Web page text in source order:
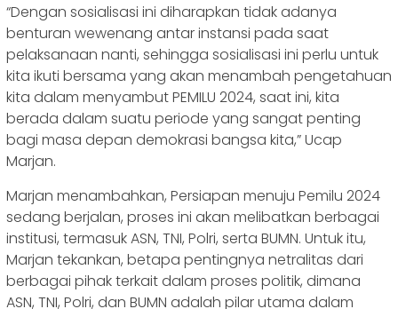
“Dengan sosialisasi ini diharapkan tidak adanya
benturan wewenang antar instansi pada saat
pelaksanaan nanti, sehingga sosialisasi ini perlu untuk
kita ikuti bersama yang akan menambah pengetahuan
kita dalam menyambut PEMILU 2024, saat ini, kita
berada dalam suatu periode yang sangat penting
bagi masa depan demokrasi bangsa kita,” Ucap
Marjan.
Marjan menambahkan, Persiapan menuju Pemilu 2024
sedang berjalan, proses ini akan melibatkan berbagai
institusi, termasuk ASN, TNI, Polri, serta BUMN. Untuk itu,
Marjan tekankan, betapa pentingnya netralitas dari
berbagai pihak terkait dalam proses politik, dimana
ASN, TNI, Polri, dan BUMN adalah pilar utama dalam